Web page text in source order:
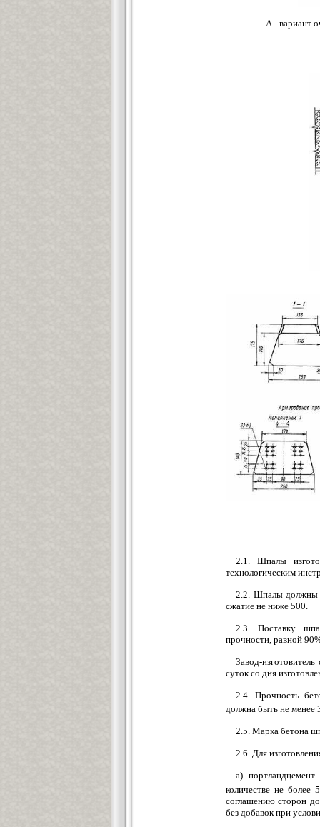
А - вариант
2.1. Шпалы
технологическим
2.2. Шпалы должны
сжатие не ниже 500.
2.3. Поставку
прочности, равной
Завод-
суток со дня
2.4. Прочность
должна быть не менее
2.5. Марка бетона
2.6. Для
а)
количестве не более
соглашению сторон
без добавок при